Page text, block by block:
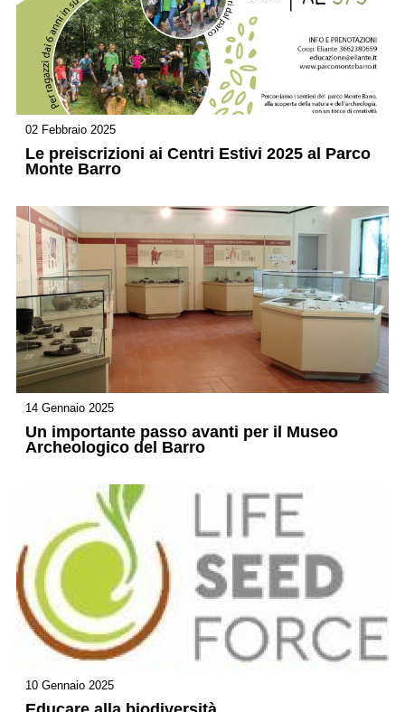
02 Febbraio 2025
Le preiscrizioni ai Centri Estivi 2025 al Parco
Monte Barro
14 Gennaio 2025
Un importante passo avanti per il Museo
Archeologico del Barro
10 Gennaio 2025